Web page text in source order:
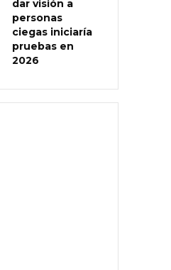
dar visión a
personas
ciegas iniciaría
pruebas en
2026